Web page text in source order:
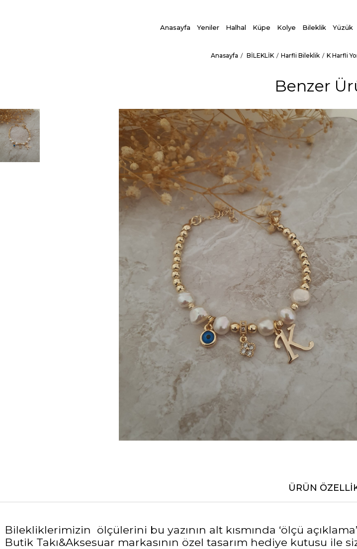
Anasayfa Yeniler Halhal Küpe Kolye Bileklik Yüzük
Anasayfa BİLEKLİK Harfli Bileklik
K Harfli
Benzer
ÜRÜN
Bilekliklerimizin ölçülerini bu yazının alt kısmında ‘ölçü
Butik Takı&Aksesuar markasının özel tasarım hediye kutusu ile